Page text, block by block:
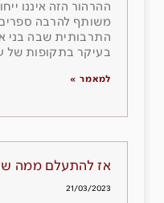
ההרהור הזה איננו
משותף להרבה
התרבותית שבה בני
בעיקר בתקופות של
למאמר »
אז להתעלם ממה
21/03/2023